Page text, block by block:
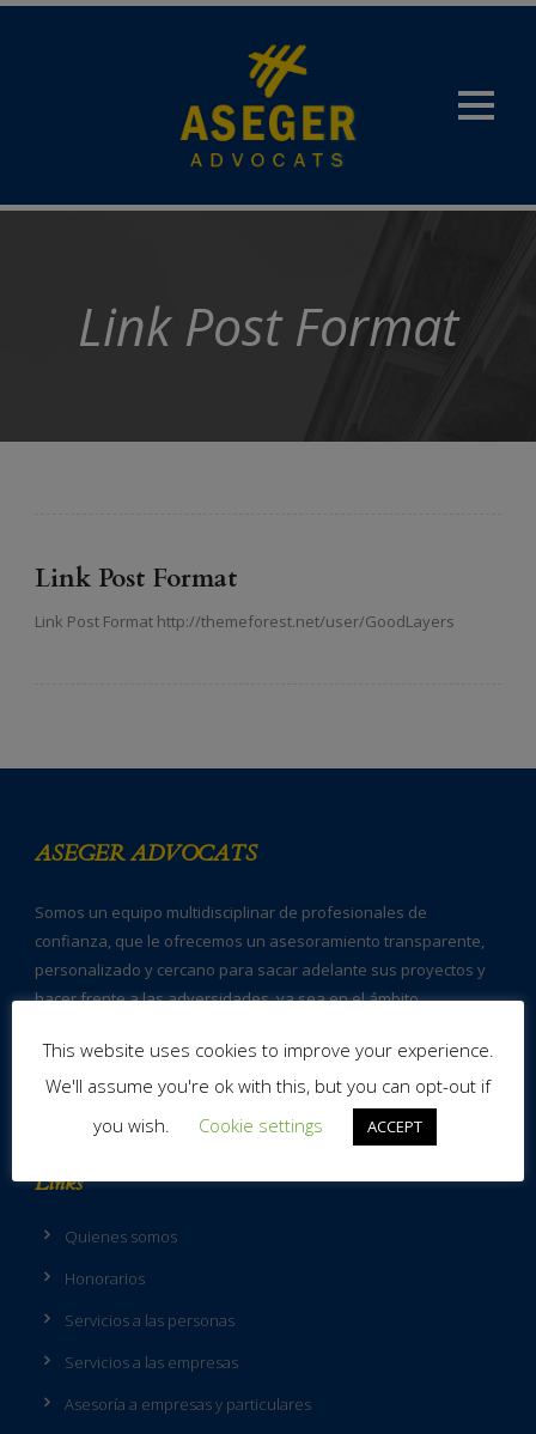
Link Post Format
Link Post Format
Link Post Format http://themeforest.net/user/GoodLayers
ASEGER ADVOCATS
Somos un equipo multidisciplinar de profesionales de
confianza, que le ofrecemos un asesoramiento transparente,
personalizado y cercano para sacar adelante sus proyectos y
hacer frente a las adversidades, ya sea en el ámbito
Links
Quienes somos
Honorarios
Servicios a las personas
Servicios a las empresas
Asesoría a empresas y particulares
This website uses cookies to improve your experience.
We'll assume you're ok with this, but you can opt-out if
you wish.
Cookie settings ACCEPT